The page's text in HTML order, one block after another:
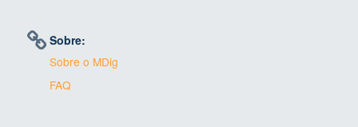
Sobre:
Sobre o MDig
FAQ